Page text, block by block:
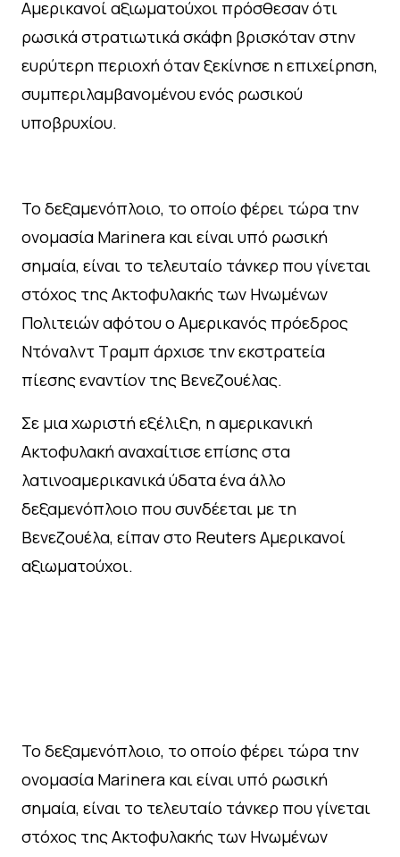
Αμερικανοί αξιωματούχοι πρόσθεσαν ότι
ρωσικά στρατιωτικά σκάφη βρισκόταν στην
ευρύτερη περιοχή όταν ξεκίνησε η επιχείρηση,
συμπεριλαμβανομένου ενός ρωσικού
υποβρυχίου.
Το δεξαμενόπλοιο, το οποίο φέρει τώρα την
ονομασία Marinera και είναι υπό ρωσική
σημαία, είναι το τελευταίο τάνκερ που γίνεται
στόχος της Ακτοφυλακής των Ηνωμένων
Πολιτειών αφότου ο Αμερικανός πρόεδρος
Ντόναλντ Τραμπ άρχισε την εκστρατεία
πίεσης εναντίον της Βενεζουέλας.
Σε μια χωριστή εξέλιξη, η αμερικανική
Ακτοφυλακή αναχαίτισε επίσης στα
λατινοαμερικανικά ύδατα ένα άλλο
δεξαμενόπλοιο που συνδέεται με τη
Βενεζουέλα, είπαν στο Reuters Αμερικανοί
αξιωματούχοι.
Το δεξαμενόπλοιο, το οποίο φέρει τώρα την
ονομασία Marinera και είναι υπό ρωσική
σημαία, είναι το τελευταίο τάνκερ που γίνεται
στόχος της Ακτοφυλακής των Ηνωμένων